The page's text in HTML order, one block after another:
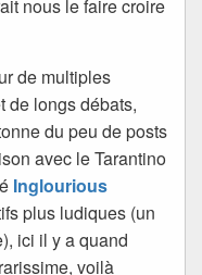
nous le faire croire
de multiples
de longs débats,
du peu de posts
avec le Tarantino
Inglourious
plus ludiques (un
ici il y a quand
voilà